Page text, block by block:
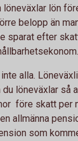
löneväxlar lön
belopp än
sparat efter
alla.
löneväxlar så
före skatt per
allmänna
som